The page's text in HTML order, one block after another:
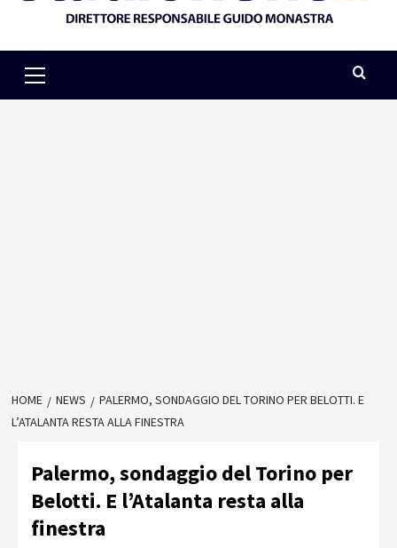
Menu
HOME NEWS
PALERMO, SONDAGGIO DEL TORINO PER BELOTTI. E
L’ATALANTA RESTA ALLA FINESTRA
Palermo, sondaggio del Torino per
Belotti. E l’Atalanta resta alla
finestra